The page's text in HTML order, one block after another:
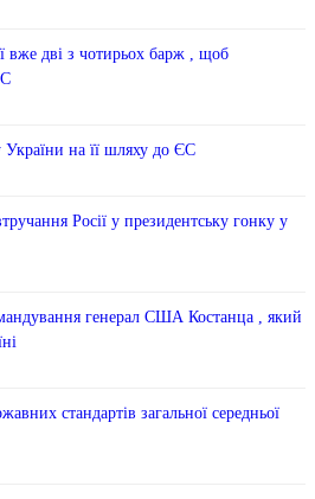
вже дві з чотирьох барж , щоб
на її шляху до ЄС
Росії у президентську гонку у
генерал США Костанца , який
стандартів загальної середньої